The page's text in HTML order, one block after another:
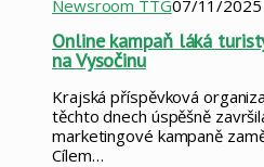
Newsroom TTG07/11/2025
Online kampaň láká
na Vysočinu
Krajská příspěvková
těchto dnech úspěšně
marketingové kampaně
Cílem…